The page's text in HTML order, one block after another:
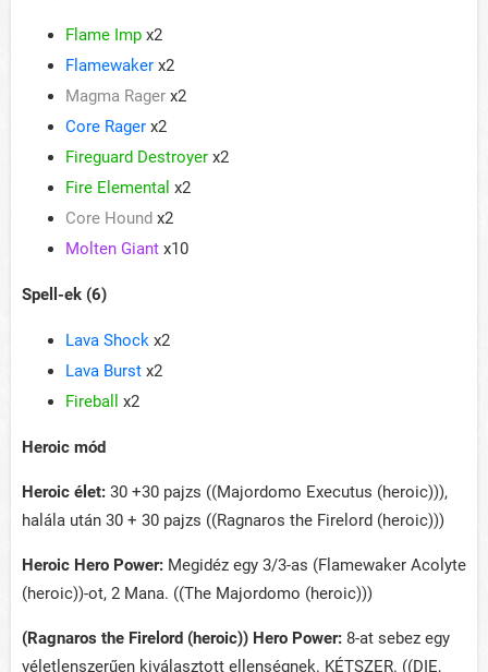
Flame Imp x2
Flamewaker x2
Magma Rager x2
Core Rager x2
Fireguard Destroyer x2
Fire Elemental x2
Core Hound x2
Molten Giant x10
Spell-ek (6)
Lava Shock x2
Lava Burst x2
Fireball
x2
Heroic mód
Heroic élet: 30 +30 pajzs ((Majordomo Executus (heroic))),
halála után 30 + 30 pajzs ((Ragnaros the Firelord (heroic)))
Heroic Hero Power: Megidéz egy 3/3-as (Flamewaker Acolyte
(heroic))-ot, 2 Mana. ((The Majordomo (heroic)))
(Ragnaros the Firelord (heroic)) Hero Power: 8-at sebez egy
véletlenszerűen kiválasztott ellenségnek. KÉTSZER. ((DIE,